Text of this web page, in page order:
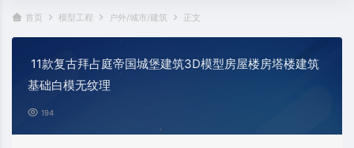
首页 模型工程 户外/城市/建筑 正文
11款复古拜占庭帝国城堡建筑3D模型房屋楼房塔楼建筑
基础白模无纹理
194